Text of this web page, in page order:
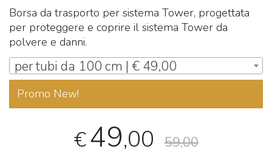
Borsa da trasporto per sistema Tower, progettata
per proteggere e coprire il sistema Tower da
polvere e danni.
per tubi da 100 cm | € 49,00
Promo New!
€49,00 59,00